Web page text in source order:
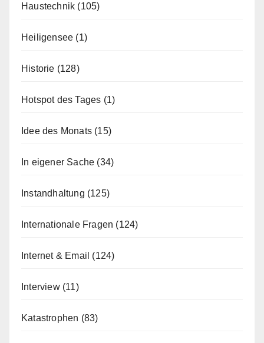
Haustechnik (105)
Heiligensee (1)
Historie (128)
Hotspot des Tages (1)
Idee des Monats (15)
In eigener Sache (34)
Instandhaltung (125)
Internationale Fragen (124)
Internet & Email (124)
Interview(11)
Katastrophen (83)